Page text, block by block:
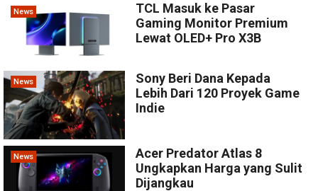
News
TCL Masuk ke Pasar
Gaming Monitor Premium
Lewat OLED+ Pro X3B
News
Sony Beri Dana Kepada
Lebih Dari 120 Proyek Game
Indie
News
Acer Predator Atlas 8
Ungkapkan Harga yang Sulit
Dijangkau